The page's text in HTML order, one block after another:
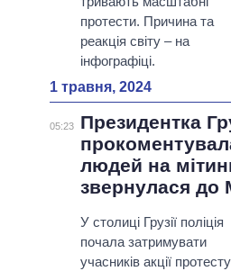
протести. Причина та
реакція світу – на
інфографіці.
1 травня, 2024
05:23
Президентка
людей на
звернулася до
У столиці Грузії поліція
почала затримувати
учасників акції протесту